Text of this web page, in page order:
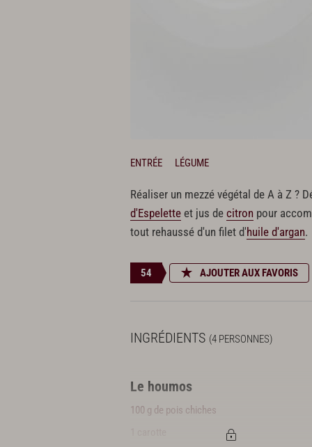
ENTRÉE LÉGUME
Réaliser un mezzé végétal de A à Z ?
d'Espelette et jus de citron pour
tout rehaussé d'un filet d'huile d'argan.
54 AJOUTER AUX FAVORIS
INGRÉDIENTS (4 PERSONNES)
Le houmos
100 g de pois chiches